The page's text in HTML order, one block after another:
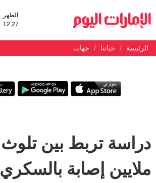
الظهر
12:27
الرئيسة حياتنا جهات
ملايين إصابة بالسكري